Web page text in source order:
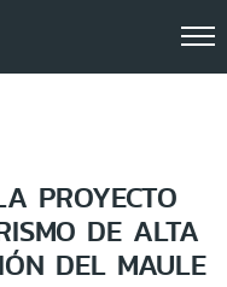
PROYECTO
DE ALTA
DEL MAULE